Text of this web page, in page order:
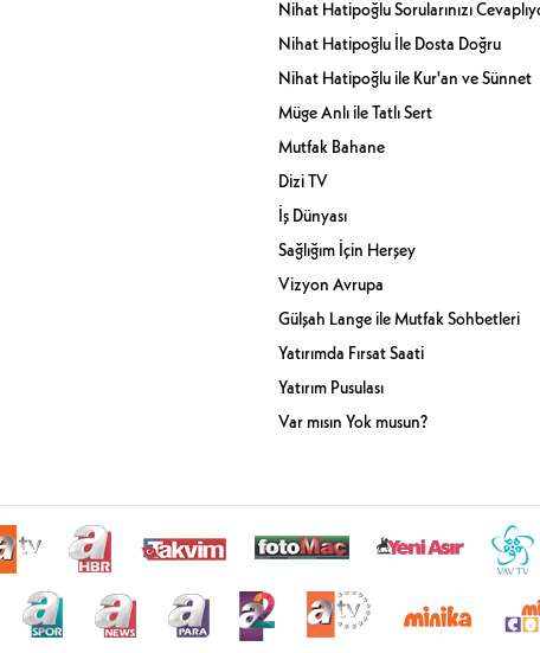
Nihat Hatipoğlu Sorularınızı
Nihat Hatipoğlu İle Dosta Doğru
Nihat Hatipoğlu ile Kur'an ve Sünnet
Müge Anlı ile Tatlı Sert
Mutfak Bahane
Dizi TV
İş Dünyası
Sağlığım İçin Herşey
Vizyon Avrupa
Gülşah Lange ile Mutfak Sohbetleri
Yatırımda Fırsat Saati
Yatırım Pusulası
Var mısın Yok musun?